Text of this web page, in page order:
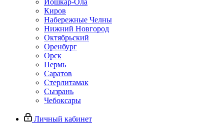
Йошкар-Ола
Киров
Набережные Челны
Нижний Новгород
Октябрьский
Оренбург
Орск
Пермь
Саратов
Стерлитамак
Сызрань
Чебоксары
Личный кабинет